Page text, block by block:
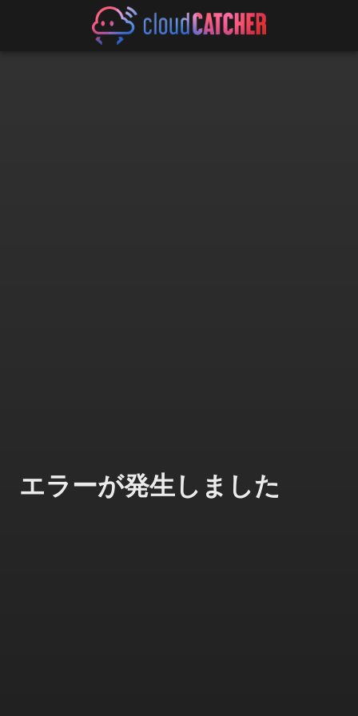
エラーが発生しました